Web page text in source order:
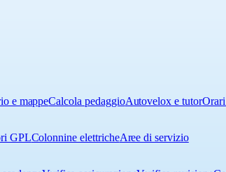
e mappeCalcola pedaggioAutovelox e tutor
GPLColonnine elettricheAree di servizio